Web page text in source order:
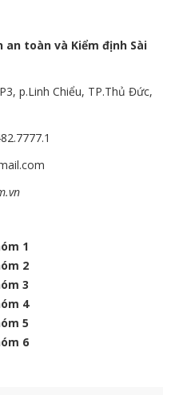
an toàn và Kiểm định Sài
p.Linh Chiểu, TP.Thủ Đức,
1
2
3
4
5
6